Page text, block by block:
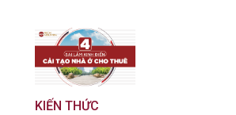
KIẾN THỨC